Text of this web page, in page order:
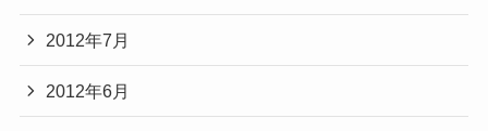
2012年7月
2012年6月